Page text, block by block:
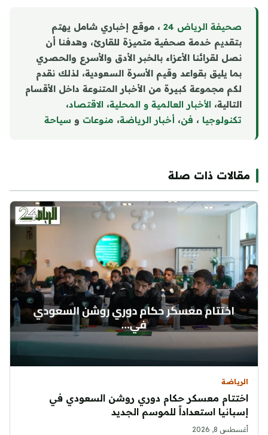
صحيفة الرياض 24
، موقع إخباري شامل يهتم
بتقديم خدمة صحفية متميزة للقارئ، وهدفنا أن
نصل لقرائنا الأعزاء بالخبر الأدق والأسرع والحصري
بما يليق بقواعد وقيم الأسرة السعودية، لذلك نقدم
لكم مجموعة كبيرة من الأخبار المتنوعة داخل الأقسام
التالية، الأخبار العالمية و المحلية، الاقتصاد،
تكنولوجيا ، فن، أخبار الرياضة، منوعات و سياحة
مقالات ذات صلة
الرياضة
اختتام معسكر حكام دوري روشن السعودي في
إسبانيا استعداداً للموسم الجديد
أغسطس 8, 2026